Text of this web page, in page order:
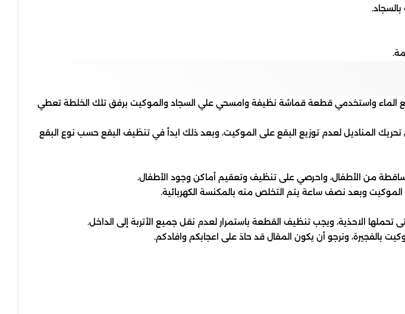
الماء واستخدمي قطعة قماشة نظيفة وامسحي علي السجاد والموكيت برفق تلك الخلطة تعطي
المناديل لعدم توزيع البقع على الموكيت، وبعد ذلك ابدأ في تنظيف البقع حسب نوع البقع
من الأطفال، واحرصي على تنظيف وتعقيم أماكن وجود الأطفال.
وبعد نصف ساعة يتم التخلص منه بالمكنسة الكهربائية.
الاحذية، ويجب تنظيف القطعة باستمرار لعدم نقل جميع الأتربة إلى الداخل.
بالفجيرة، ونرجو أن يكون المقال قد حاذ على اعجابكم وافادكم.